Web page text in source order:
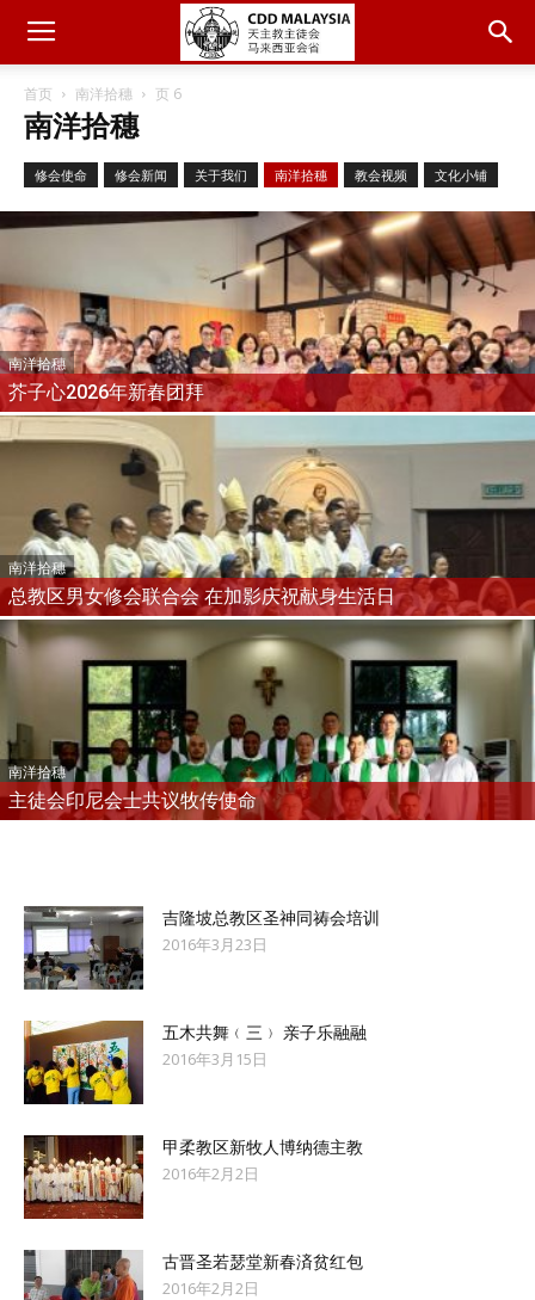
首页 南洋拾穗 页 6
南洋拾穗
修会使命 修会新闻 关于我们 南洋拾穗 教会视频 文化小铺
南洋拾穗
芥子心2026年新春团拜
南洋拾穗
总教区男女修会联合会 在加影庆祝献身生活日
南洋拾穗
主徒会印尼会士共议牧传使命
吉隆坡总教区圣神同祷会培训
2016年3月23日
五木共舞﹙三﹚ 亲子乐融融
2016年3月15日
甲柔教区新牧人博纳德主教
2016年2月2日
古晋圣若瑟堂新春済贫红包
2016年2月2日